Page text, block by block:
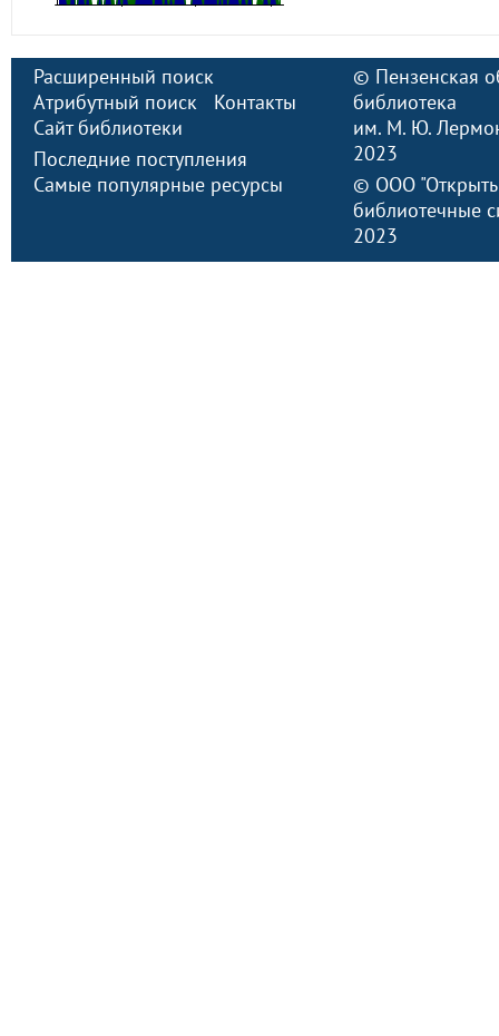
Расширенный поиск
Атрибутный поиск
Контакты
Сайт библиотеки
Последние поступления
Самые популярные ресурсы
© Пензенская
библиотека
им. М. Ю.
2023
© ООО
библиотечные
2023